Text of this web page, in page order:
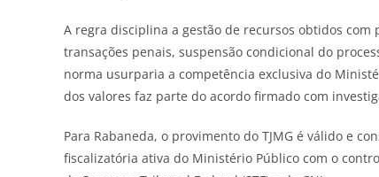
A regra disciplina a gestão de recursos obtidos com
transações penais, suspensão condicional do
norma usurparia a competência exclusiva do
dos valores faz parte do acordo firmado com
Para Rabaneda, o provimento do TJMG é válido e
fiscalizatória ativa do Ministério Público com o